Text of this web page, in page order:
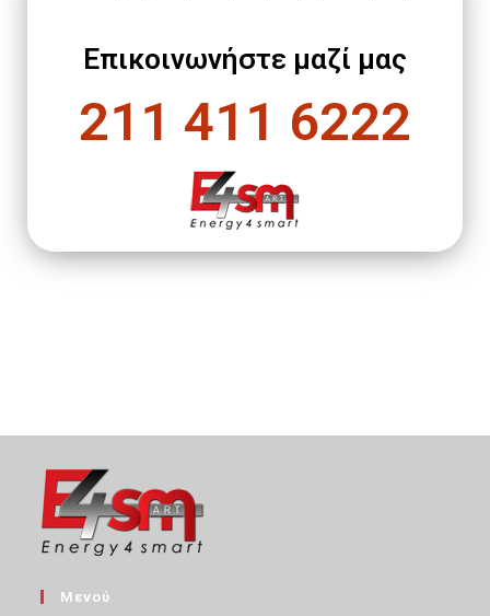
Επικοινωνήστε μαζί μας
211 411 6222
Μενού